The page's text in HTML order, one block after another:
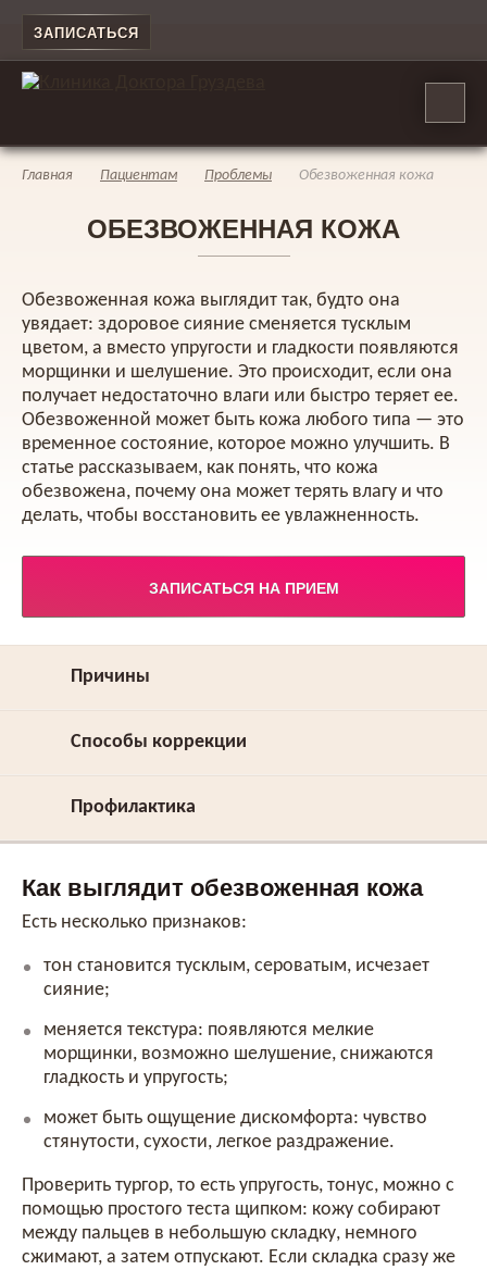
Главная Пациентам Проблемы Обезвоженная кожа
ОБЕЗВОЖЕННАЯ КОЖА
Обезвоженная кожа выглядит так, будто она
увядает: здоровое сияние сменяется тусклым
цветом, а вместо упругости и гладкости появляются
морщинки и шелушение. Это происходит, если она
получает недостаточно влаги или быстро теряет ее.
Обезвоженной может быть кожа любого типа — это
временное состояние, которое можно улучшить. В
статье рассказываем, как понять, что кожа
обезвожена, почему она может терять влагу и что
делать, чтобы восстановить ее увлажненность.
ЗАПИСАТЬСЯ НА ПРИЕМ
Причины
Способы коррекции
Профилактика
Как выглядит обезвоженная кожа
Есть несколько признаков:
тон становится тусклым, сероватым, исчезает
сияние;
меняется текстура: появляются мелкие
морщинки, возможно шелушение, снижаются
гладкость и упругость;
может быть ощущение дискомфорта: чувство
стянутости, сухости, легкое раздражение.
Проверить тургор, то есть упругость, тонус, можно с
помощью простого теста щипком: кожу собирают
между пальцев в небольшую складку, немного
сжимают, а затем отпускают. Если складка сразу же
ЗАПИСАТЬСЯ